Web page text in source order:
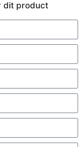
dit product